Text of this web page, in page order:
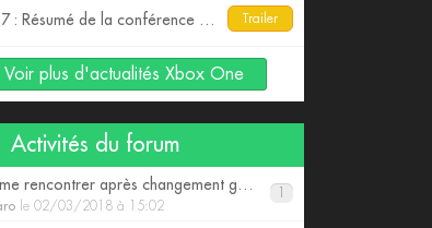
Trailer
Voir plus d'actualités Xbox One
Activités du forum
le 02/03/2018 à 15:02